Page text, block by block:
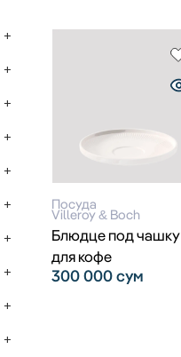
+
+
+
+
+
+
+
+
+
+
Посуда
Villeroy & Boch
Блюдце под чашку
для кофе
300 000сум